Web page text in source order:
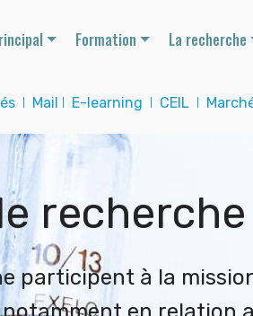
Formation La recherche
I Mail I E-learning I CEIL I
recherche
participent à la